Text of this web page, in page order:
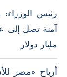
رئيس
مليار دولار